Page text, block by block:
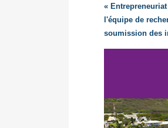
«
l'équipe de
soumission des